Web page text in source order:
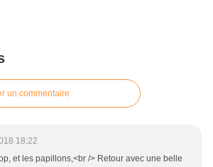
un commentaire
18:22
et les papillons,<br /> Retour avec une belle